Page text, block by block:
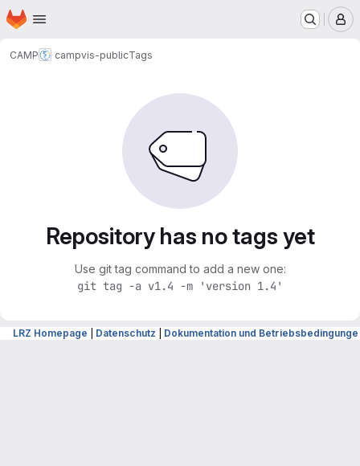
Skip to main content
Homepage
CAMP campvis-publicTags
Repository has no tags yet
Use git tag command to add a new one:
git tag -a v1.4 -m 'version 1.4'
LRZ Homepage Datenschutz Dokumentation und